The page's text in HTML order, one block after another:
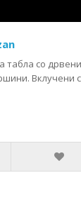
табла со
Вклучени